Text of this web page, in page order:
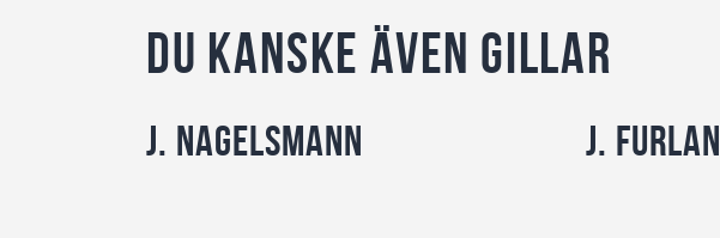
Du kanske även gillar
J. Nagelsmann J. Furlan